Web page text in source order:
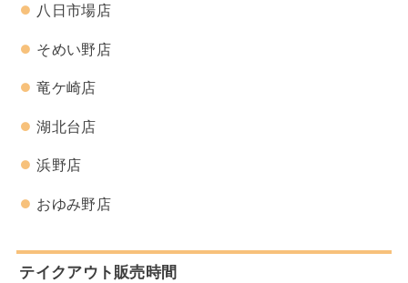
八日市場店
そめい野店
竜ケ崎店
湖北台店
浜野店
おゆみ野店
テイクアウト販売時間